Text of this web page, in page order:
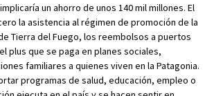
un ahorro de unos 140 mil millones. El
la asistencia al régimen de promoción de la
Tierra del Fuego, los reembolsos a puertos
plus que se paga en planes sociales,
familiares a quienes viven en la Patagonia.
programas de salud, educación, empleo o